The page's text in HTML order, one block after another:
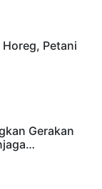
Petani
Gerakan